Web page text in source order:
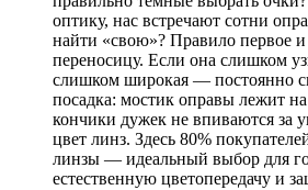
оптику, нас встречают сотни
найти «свою»? Правило первое и
переносицу. Если она слишком
слишком широкая — постоянно
посадка: мостик оправы лежит
кончики дужек не впиваются за
цвет линз. Здесь 80%
линзы — идеальный выбор для
естественную цветопередачу и